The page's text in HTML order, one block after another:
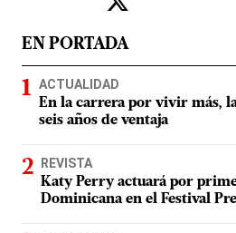
EN PORTADA
ACTUALIDAD
En la carrera por vivir más,
seis años de ventaja
REVISTA
Katy Perry actuará por
Dominicana en el Festival